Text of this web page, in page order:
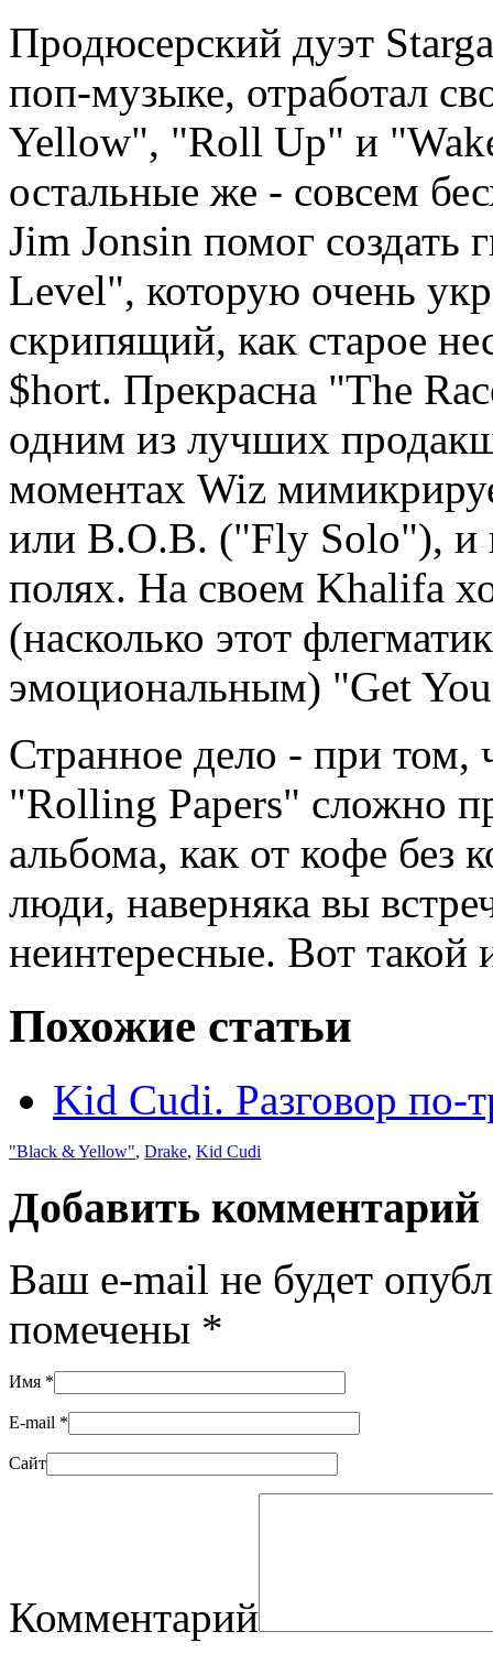
Продюсерский дуэт
поп-музыке, отработал
Yellow", "Roll Up" и
остальные же - совсем
Jim Jonsin помог
Level", которую очень
скрипящий, как старое
$hort. Прекрасна "The
одним из лучших
моментах Wiz
или B.O.B. ("Fly Solo"), и
полях. На своем Khalifa
(насколько этот
эмоциональным) "Get
Странное дело - при том,
"Rolling Papers" сложно
альбома, как от кофе без
люди, наверняка вы
неинтересные. Вот
Похожие статьи
Kid Cudi. Разговор по-
"Black & Yellow", Drake, Kid Cudi
Добавить комментарий
Ваш e-mail не будет
помечены *
Имя *
E-mail *
Сайт
Комментарий